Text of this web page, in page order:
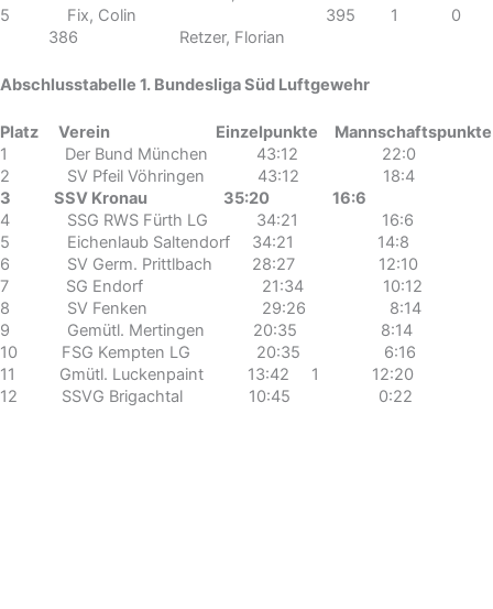
5 Fix, Colin 395 1 0
386 Retzer, Florian
Abschlusstabelle 1. Bundesliga Süd Luftgewehr
Platz Verein Einzelpunkte Mannschaftspunkte
1 Der Bund München 43:12 22:0
2 SV Pfeil Vöhringen 43:12 18:4
3 SSV Kronau 35:20 16:6
4 SSG RWS Fürth LG 34:21 16:6
5 Eichenlaub Saltendorf 34:21 14:8
6 SV Germ. Prittlbach 28:27 12:10
7 SG Endorf 21:34 10:12
8 SV Fenken 29:26 8:14
9 Gemütl. Mertingen 20:35 8:14
10 FSG Kempten LG 20:35 6:16
11 Gmütl. Luckenpaint 13:42 1 12:20
12 SSVG Brigachtal 10:45 0:22